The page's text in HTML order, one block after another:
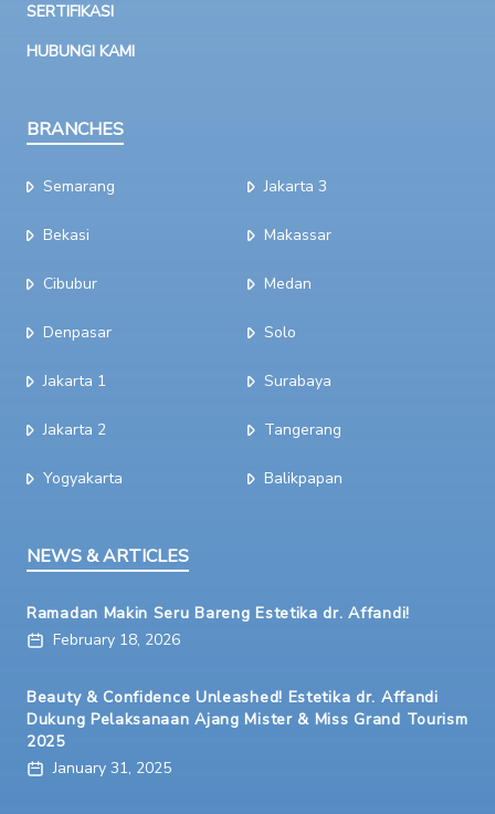
SERTIFIKASI
HUBUNGI KAMI
BRANCHES
Semarang
Bekasi
Cibubur
Denpasar
Jakarta 1
Jakarta 2
Yogyakarta
Jakarta 3
Makassar
Medan
Solo
Surabaya
Tangerang
Balikpapan
NEWS & ARTICLES
Ramadan Makin Seru Bareng Estetika dr. Affandi!
February 18, 2026
Beauty & Confidence Unleashed! Estetika dr. Affandi
Dukung Pelaksanaan Ajang Mister & Miss Grand Tourism
2025
January 31, 2025